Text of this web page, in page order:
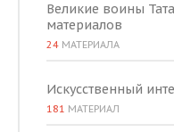
Великие воины
материалов
24 МАТЕРИАЛА
Искусственный
181 МАТЕРИАЛ